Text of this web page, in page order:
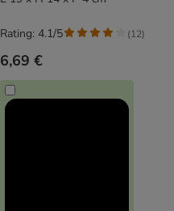
6,69 €
Rating: 4.1/5 (12)